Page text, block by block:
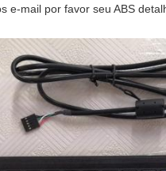
e-mail por favor seu ABS